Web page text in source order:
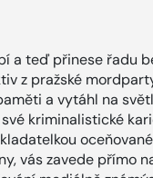
a teď přinese řadu
z pražské
a vytáhl na
kriminalistické
vás zavede přímo